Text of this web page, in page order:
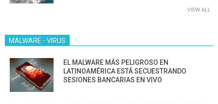
VIEW ALL
MALWARE - VIRUS
EL MALWARE MÁS PELIGROSO EN
LATINOAMÉRICA ESTÁ SECUESTRANDO
SESIONES BANCARIAS EN VIVO